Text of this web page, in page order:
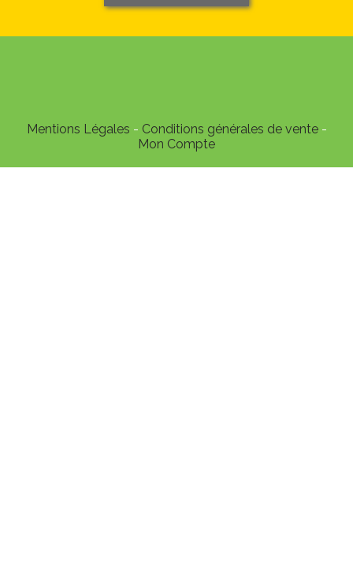
Mentions Légales
Conditions générales de vente
Mon Compte